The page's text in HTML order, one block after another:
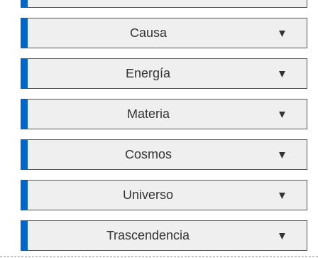
Causa ▼
Energía ▼
Materia ▼
Cosmos ▼
Universo ▼
Trascendencia ▼